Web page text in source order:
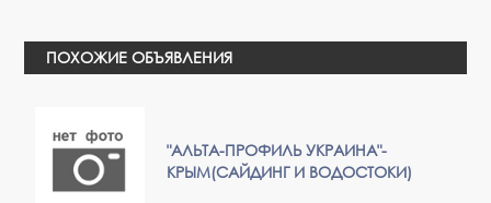
ПОХОЖИЕ ОБЪЯВЛЕНИЯ
"АЛЬТА-ПРОФИЛЬ УКРАИНА"-
КРЫМ(САЙДИНГ И ВОДОСТОКИ)